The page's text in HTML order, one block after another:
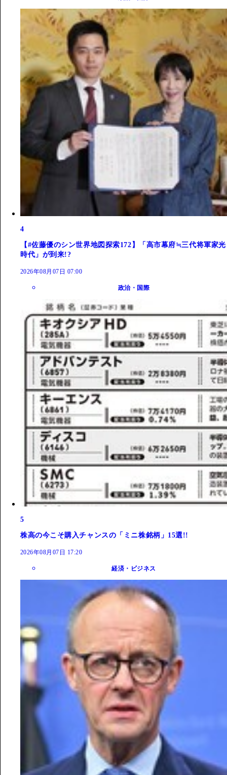
4
【#佐藤優のシン世界地図探索172】「高市幕府≒三代将軍家光
時代」が到来!?
2026年08月07日 07:00
政治・国際
5
株高の今こそ購入チャンスの「ミニ株銘柄」15選!!
2026年08月07日 17:20
経済・ビジネス